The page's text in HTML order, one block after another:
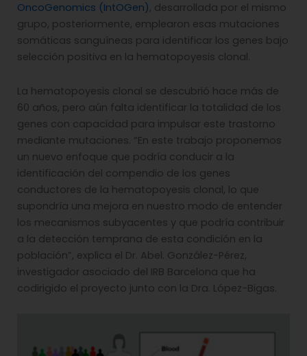
OncoGenomics (IntOGen), desarrollada por el mismo
grupo, posteriormente, emplearon esas mutaciones
somáticas sanguíneas para identificar los genes bajo
selección positiva en la hematopoyesis clonal.
La hematopoyesis clonal se descubrió hace más de
60 años, pero aún falta identificar la totalidad de los
genes con capacidad para impulsar este trastorno
mediante mutaciones. “En este trabajo proponemos
un nuevo enfoque que podría conducir a la
identificación del compendio de los genes
conductores de la hematopoyesis clonal, lo que
supondría una mejora en nuestro modo de entender
los mecanismos subyacentes y que podría contribuir
a la detección temprana de esta condición en la
población”, explica el Dr. Abel. González-Pérez,
investigador asociado del IRB Barcelona que ha
codirigido el proyecto junto con la Dra. López-Bigas.